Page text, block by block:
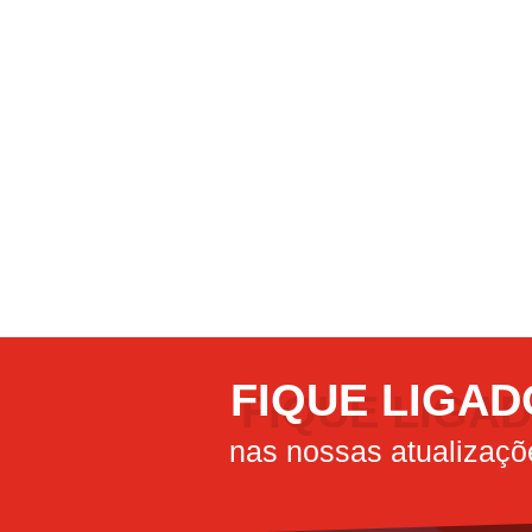
FIQUE
nas nossas